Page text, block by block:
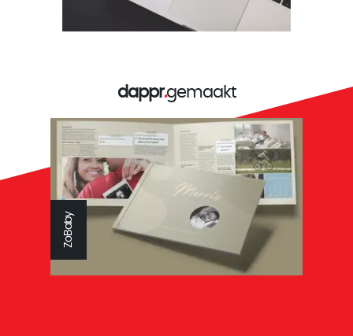
dappr.gemaakt
ZoBaby